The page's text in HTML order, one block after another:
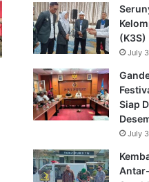
(K3S)
July
Siap
July